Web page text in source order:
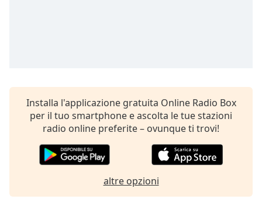
Chapters
Descriptions
descriptions
Subtitles
Installa l'applicazione gratuita Online Radio Box
per il tuo smartphone e ascolta le tue stazioni
radio online preferite – ovunque ti trovi!
altre opzioni